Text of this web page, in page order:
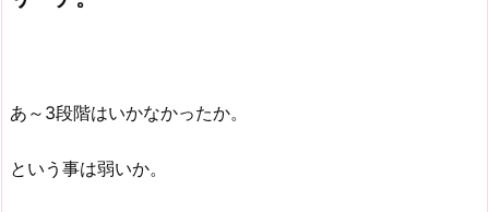
あ～3段階はいかなかったか。
という事は弱いか。